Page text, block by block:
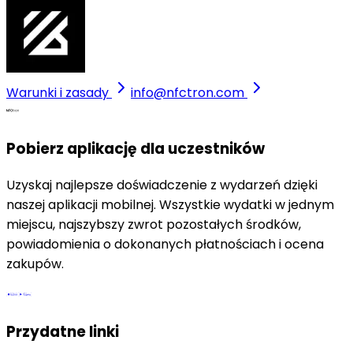
Warunki i zasady info@nfctron.com
Pobierz aplikację dla uczestników
Uzyskaj najlepsze doświadczenie z wydarzeń dzięki
naszej aplikacji mobilnej. Wszystkie wydatki w jednym
miejscu, najszybszy zwrot pozostałych środków,
powiadomienia o dokonanych płatnościach i ocena
zakupów.
Przydatne linki